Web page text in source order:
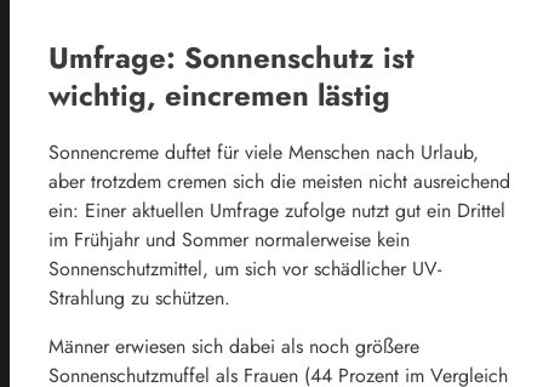
Umfrage: Sonnenschutz ist
wichtig, eincremen lästig
Sonnencreme duftet für viele Menschen nach Urlaub,
aber trotzdem cremen sich die meisten nicht ausreichend
ein: Einer aktuellen Umfrage zufolge nutzt gut ein Drittel
im Frühjahr und Sommer normalerweise kein
Sonnenschutzmittel, um sich vor schädlicher UV-
Strahlung zu schützen.
Männer erwiesen sich dabei als noch größere
Sonnenschutzmuffel als Frauen (44 Prozent im Vergleich